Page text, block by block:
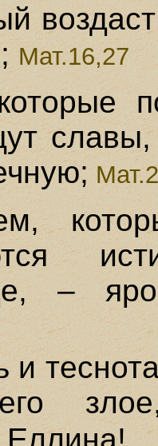
; Мат.16,27
–
и